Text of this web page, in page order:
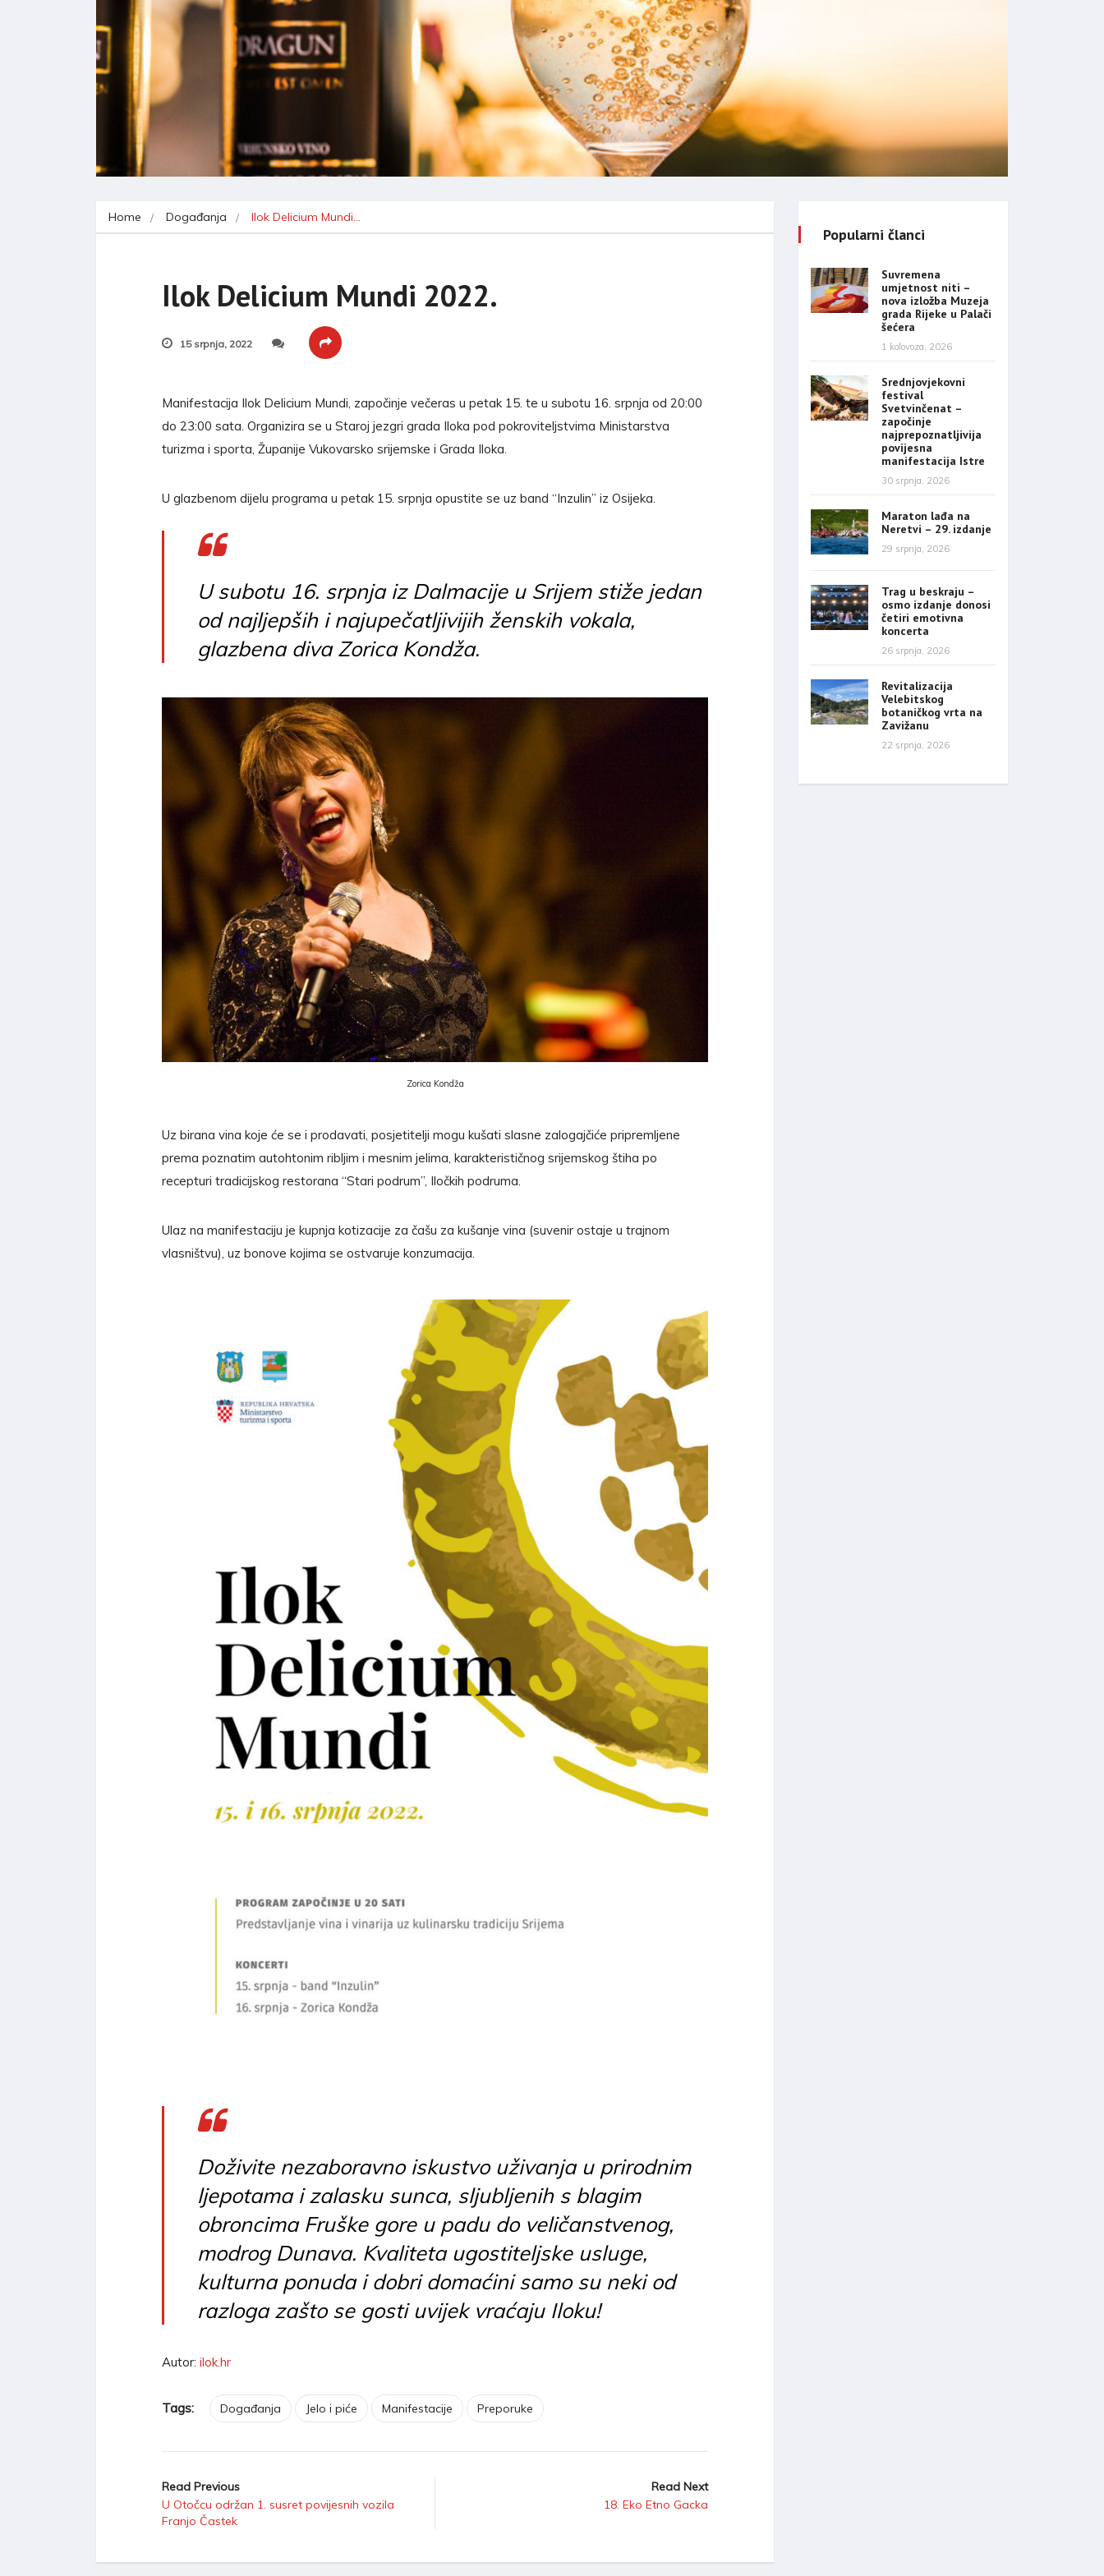
Home Događanja Ilok Delicium Mundi…
Ilok Delicium Mundi 2022.
15 srpnja, 2022
Manifestacija Ilok Delicium Mundi, započinje večeras u petak 15. te u subotu 16. srpnja od 20:00
do 23:00 sata. Organizira se u Staroj jezgri grada Iloka pod pokroviteljstvima Ministarstva
turizma i sporta, Županije Vukovarsko srijemske i Grada Iloka.
U glazbenom dijelu programa u petak 15. srpnja opustite se uz band “Inzulin” iz Osijeka.
U subotu 16. srpnja iz Dalmacije u Srijem stiže jedan
od najljepših i najupečatljivijih ženskih vokala,
glazbena diva Zorica Kondža.
Zorica Kondža
Uz birana vina koje će se i prodavati, posjetitelji mogu kušati slasne zalogajčiće pripremljene
prema poznatim autohtonim ribljim i mesnim jelima, karakterističnog srijemskog štiha po
recepturi tradicijskog restorana “Stari podrum”, Iločkih podruma.
Ulaz na manifestaciju je kupnja kotizacije za čašu za kušanje vina (suvenir ostaje u trajnom
vlasništvu), uz bonove kojima se ostvaruje konzumacija.
Doživite nezaboravno iskustvo uživanja u prirodnim
ljepotama i zalasku sunca, sljubljenih s blagim
obroncima Fruške gore u padu do veličanstvenog,
modrog Dunava. Kvaliteta ugostiteljske usluge,
kulturna ponuda i dobri domaćini samo su neki od
razloga zašto se gosti uvijek vraćaju Iloku!
Autor: ilok.hr
Tags: Događanja Jelo i piće Manifestacije Preporuke
Read Previous
U Otočcu održan 1. susret povijesnih vozila
Franjo Častek
Read Next
18. Eko Etno Gacka
Popularni članci
Suvremena
umjetnost niti –
nova izložba Muzeja
grada Rijeke u Palači
šećera
1 kolovoza, 2026
Srednjovjekovni
festival
Svetvinčenat –
započinje
najprepoznatljivija
povijesna
manifestacija Istre
30 srpnja, 2026
Maraton lađa na
Neretvi – 29. izdanje
29 srpnja, 2026
Trag u beskraju –
osmo izdanje donosi
četiri emotivna
koncerta
26 srpnja, 2026
Revitalizacija
Velebitskog
botaničkog vrta na
Zavižanu
22 srpnja, 2026